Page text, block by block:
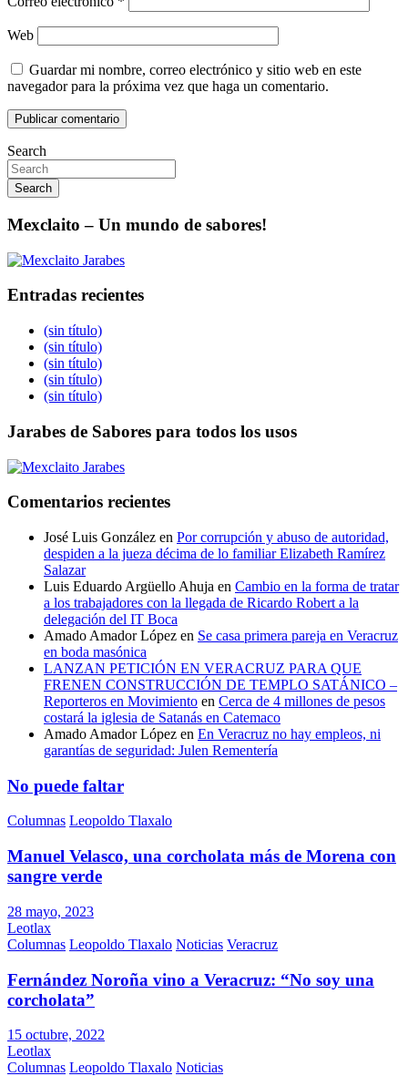
Web
Guardar mi nombre, correo electrónico y sitio web en este
navegador para la próxima vez que haga un comentario.
Search
Search
Mexclaito – Un mundo de sabores!
Entradas recientes
(sin título)
(sin título)
(sin título)
(sin título)
(sin título)
Jarabes de Sabores para todos los usos
Comentarios recientes
José Luis González en Por corrupción y abuso de autoridad,
despiden a la jueza décima de lo familiar Elizabeth Ramírez
Salazar
Luis Eduardo Argüello Ahuja en Cambio en la forma de tratar
a los trabajadores con la llegada de Ricardo Robert a la
delegación del IT Boca
Amado Amador López en Se casa primera pareja en Veracruz
en boda masónica
LANZAN PETICIÓN EN VERACRUZ PARA QUE
FRENEN CONSTRUCCIÓN DE TEMPLO SATÁNICO –
Reporteros en Movimiento en Cerca de 4 millones de pesos
costará la iglesia de Satanás en Catemaco
Amado Amador López en En Veracruz no hay empleos, ni
garantías de seguridad: Julen Rementería
No puede faltar
Columnas Leopoldo Tlaxalo
Manuel Velasco, una corcholata más de Morena con
sangre verde
28 mayo, 2023
Leotlax
Columnas Leopoldo Tlaxalo Noticias Veracruz
Fernández Noroña vino a Veracruz: “No soy una
corcholata”
15 octubre, 2022
Leotlax
Columnas Leopoldo Tlaxalo Noticias